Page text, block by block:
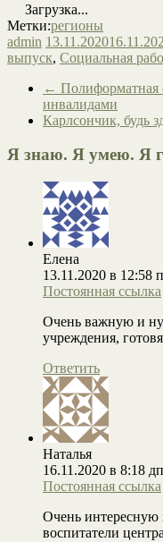
Загрузка...
Метки:регионы
admin 13.11.2020
выпуск, Социальная
← Полиформатная
инвалидами
Карлсончик, будь
Я знаю. Я умею. Я
Елена
13.11.2020 в 12:58
Постоянная ссылка
Очень важную и
учреждения,
Ответить
Наталья
16.11.2020 в 8:18 дп
Постоянная ссылка
Очень интересную
воспитатели